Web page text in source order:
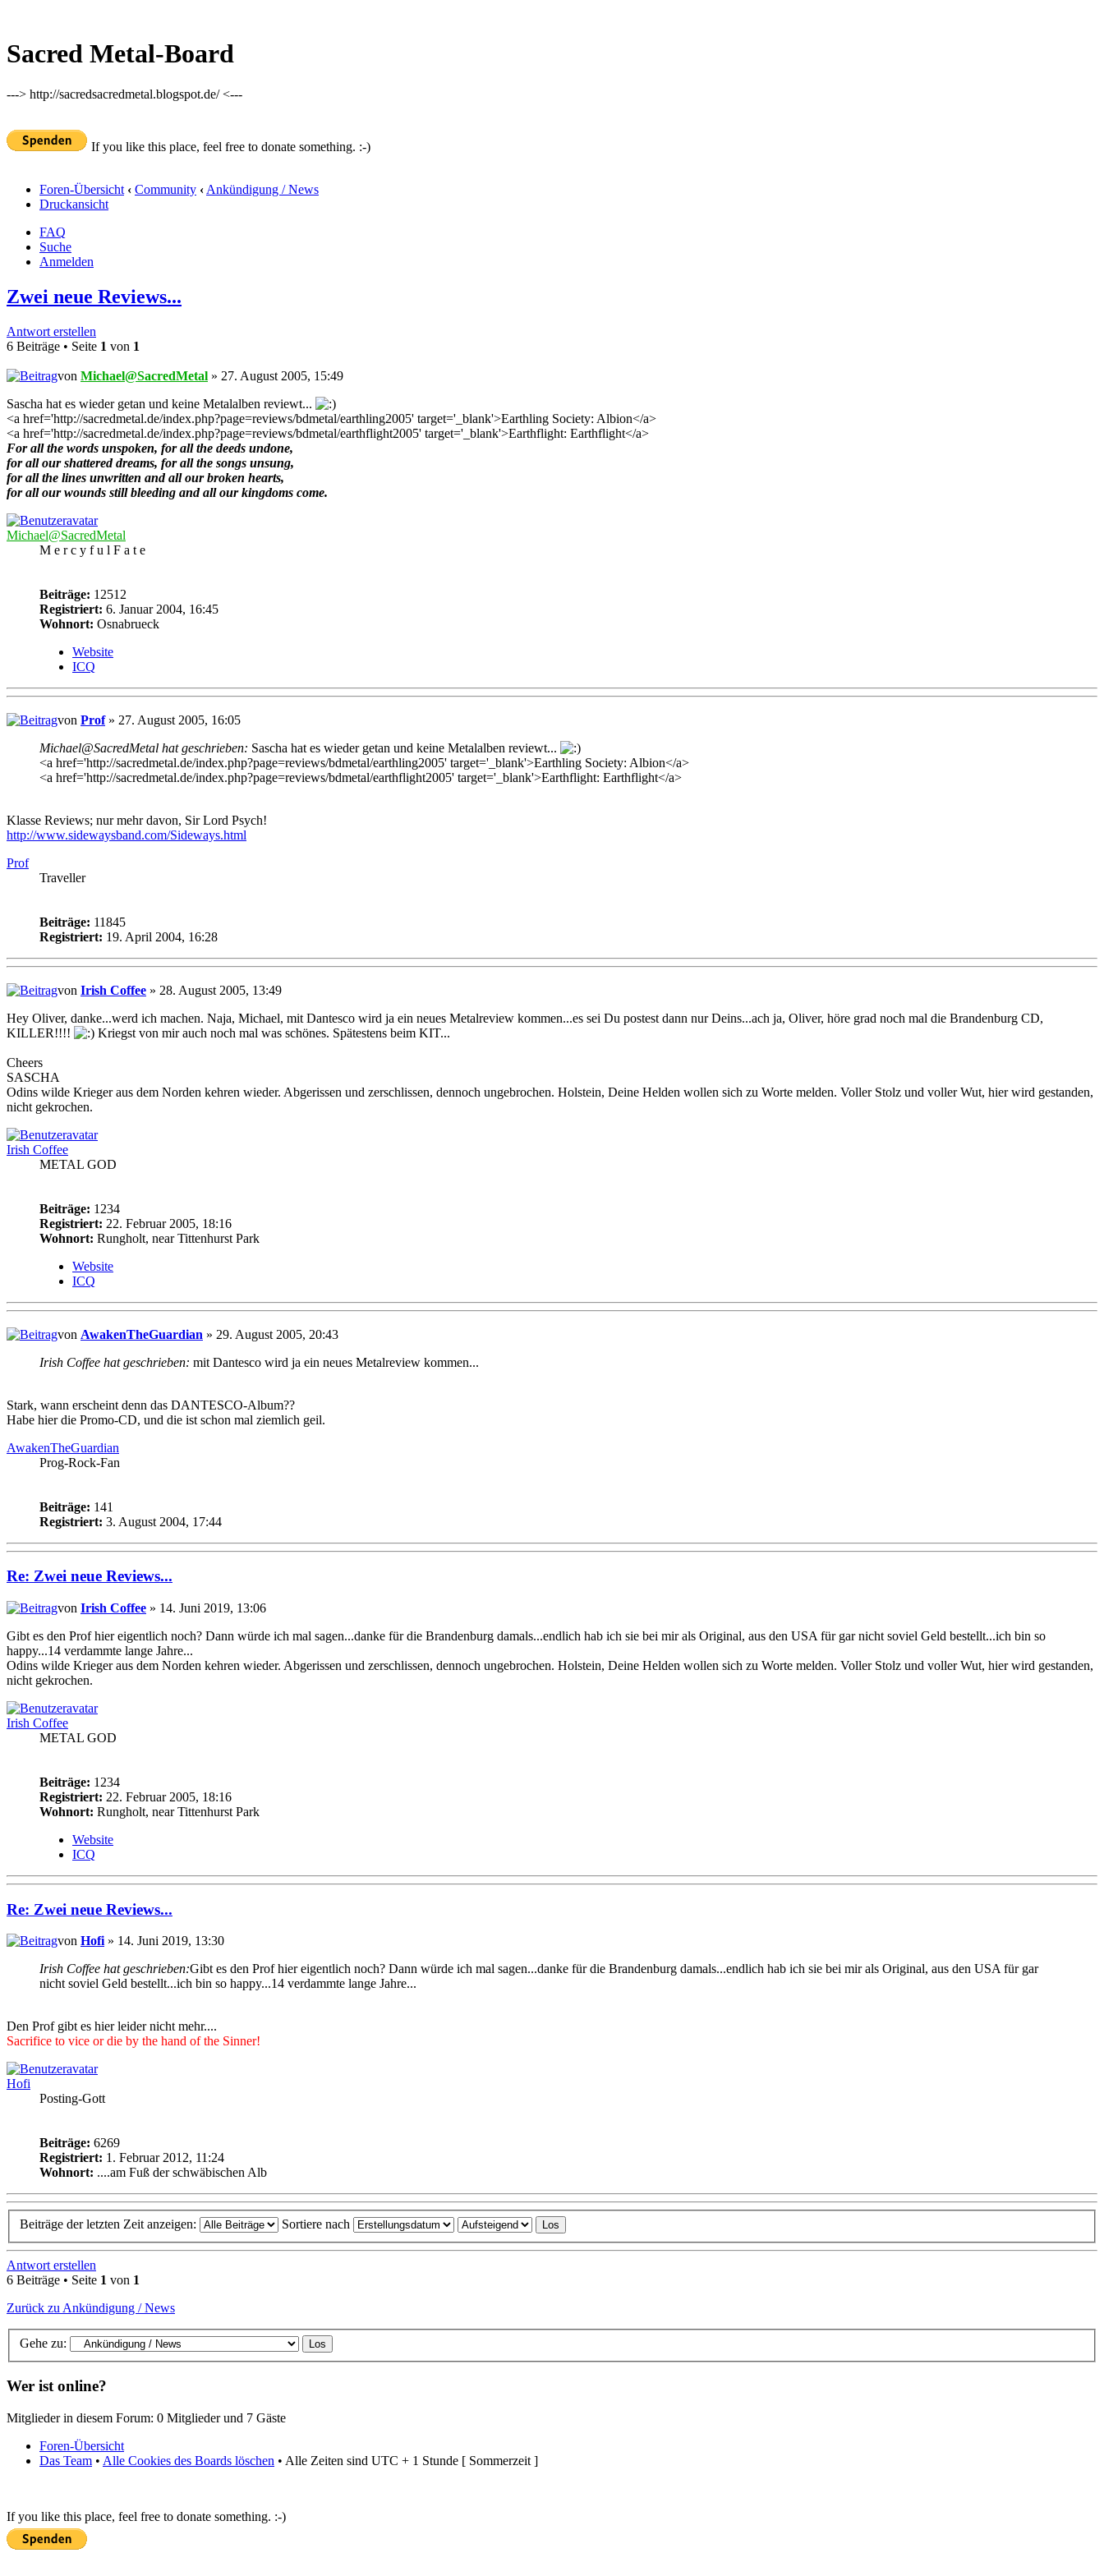
Sacred Metal-Board
---> http://sacredsacredmetal.blogspot.de/ <---
If you like this place, feel free to donate something. :-)
Foren-Übersicht ‹ Community ‹ Ankündigung / News
Druckansicht
FAQ
Suche
Anmelden
Zwei neue Reviews...
Antwort erstellen
6 Beiträge • Seite 1 von 1
von Michael@SacredMetal » 27. August 2005, 15:49
Sascha hat es wieder getan und keine Metalalben reviewt...
<a href='http://sacredmetal.de/index.php?page=reviews/bdmetal/earthling2005' target='_blank'>Earthling Society: Albion</a>
<a href='http://sacredmetal.de/index.php?page=reviews/bdmetal/earthflight2005' target='_blank'>Earthflight: Earthflight</a>
For all the words unspoken, for all the deeds undone,
for all our shattered dreams, for all the songs unsung,
for all the lines unwritten and all our broken hearts,
for all our wounds still bleeding and all our kingdoms come.
Michael@SacredMetal
M e r c y f u l F a t e
Beiträge: 12512
Registriert: 6. Januar 2004, 16:45
Wohnort: Osnabrueck
Website
ICQ
von Prof» 27. August 2005, 16:05
Michael@SacredMetal hat geschrieben: Sascha hat es wieder getan und keine Metalalben reviewt...
<a href='http://sacredmetal.de/index.php?page=reviews/bdmetal/earthling2005' target='_blank'>Earthling Society: Albion</a>
<a href='http://sacredmetal.de/index.php?page=reviews/bdmetal/earthflight2005' target='_blank'>Earthflight: Earthflight</a>
Klasse Reviews; nur mehr davon, Sir Lord Psych!
http://www.sidewaysband.com/Sideways.html
Prof
Traveller
Beiträge: 11845
Registriert: 19. April 2004, 16:28
von Irish Coffee » 28. August 2005, 13:49
Hey Oliver, danke...werd ich machen. Naja, Michael, mit Dantesco wird ja ein neues Metalreview kommen...es sei Du postest dann nur Deins...ach ja, Oliver, höre grad noch mal die Brandenburg CD,
KILLER!!!!
Kriegst von mir auch noch mal was schönes. Spätestens beim KIT...
Cheers
SASCHA
Odins wilde Krieger aus dem Norden kehren wieder. Abgerissen und zerschlissen, dennoch ungebrochen. Holstein, Deine Helden wollen sich zu Worte melden. Voller Stolz und voller Wut, hier wird gestanden,
nicht gekrochen.
Irish Coffee
METAL GOD
Beiträge: 1234
Registriert: 22. Februar 2005, 18:16
Wohnort: Rungholt, near Tittenhurst Park
Website
ICQ
von AwakenTheGuardian » 29. August 2005, 20:43
Irish Coffee hat geschrieben: mit Dantesco wird ja ein neues Metalreview kommen...
Stark, wann erscheint denn das DANTESCO-Album??
Habe hier die Promo-CD, und die ist schon mal ziemlich geil.
AwakenTheGuardian
Prog-Rock-Fan
Beiträge: 141
Registriert: 3. August 2004, 17:44
Re: Zwei neue Reviews...
von Irish Coffee » 14. Juni 2019, 13:06
Gibt es den Prof hier eigentlich noch? Dann würde ich mal sagen...danke für die Brandenburg damals...endlich hab ich sie bei mir als Original, aus den USA für gar nicht soviel Geld bestellt...ich bin so
happy...14 verdammte lange Jahre...
Odins wilde Krieger aus dem Norden kehren wieder. Abgerissen und zerschlissen, dennoch ungebrochen. Holstein, Deine Helden wollen sich zu Worte melden. Voller Stolz und voller Wut, hier wird gestanden,
nicht gekrochen.
Irish Coffee
METAL GOD
Beiträge: 1234
Registriert: 22. Februar 2005, 18:16
Wohnort: Rungholt, near Tittenhurst Park
Website
ICQ
Re: Zwei neue Reviews...
von Hofi» 14. Juni 2019, 13:30
Irish Coffee hat geschrieben:Gibt es den Prof hier eigentlich noch? Dann würde ich mal sagen...danke für die Brandenburg damals...endlich hab ich sie bei mir als Original, aus den USA für gar
nicht soviel Geld bestellt...ich bin so happy...14 verdammte lange Jahre...
Den Prof gibt es hier leider nicht mehr....
Sacrifice to vice or die by the hand of the Sinner!
Hofi
Posting-Gott
Beiträge: 6269
Registriert: 1. Februar 2012, 11:24
Wohnort: ....am Fuß der schwäbischen Alb
Beiträge der letzten Zeit anzeigen: Sortiere nach
Antwort erstellen
6 Beiträge • Seite 1 von 1
Zurück zu Ankündigung / News
Gehe zu:
Wer ist online?
Mitglieder in diesem Forum: 0 Mitglieder und 7 Gäste
Foren-Übersicht
Das Team • Alle Cookies des Boards löschen • Alle Zeiten sind UTC + 1 Stunde [ Sommerzeit ]
If you like this place, feel free to donate something. :-)